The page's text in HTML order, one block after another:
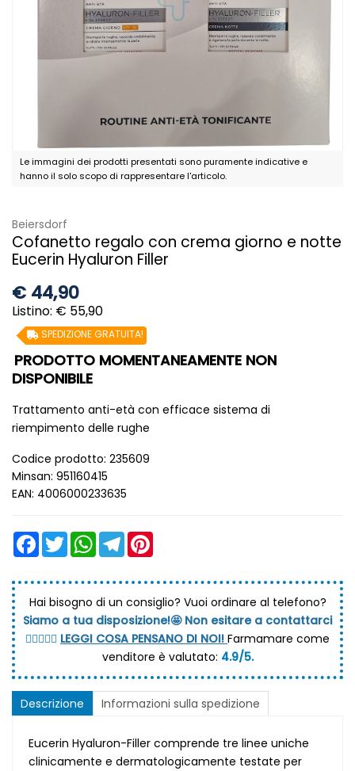
Le immagini dei prodotti presentati sono puramente indicative e
hanno il solo scopo di rappresentare l'articolo.
Beiersdorf
Cofanetto regalo con crema giorno e notte
Eucerin Hyaluron Filler
€ 44,90
Listino: € 55,90
SPEDIZIONE GRATUITA!
PRODOTTO MOMENTANEAMENTE NON
DISPONIBILE
Trattamento anti-età con efficace sistema di
riempimento delle rughe
Codice prodotto: 235609
Minsan: 951160415
EAN: 4006000233635
Facebook
Twitter WhatsAppTelegram
Hai bisogno di un consiglio? Vuoi ordinare al telefono?
Siamo a tua disposizione!🤩 Non esitare a contattarci
💆🏼‍♀️👩‍⚕️ LEGGI COSA PENSANO DI NOI! Farmamare come
venditore è valutato: 4.9/5.
Descrizione Informazioni sulla spedizione
Eucerin Hyaluron-Filler comprende tre linee uniche
clinicamente e dermatologicamente testate per